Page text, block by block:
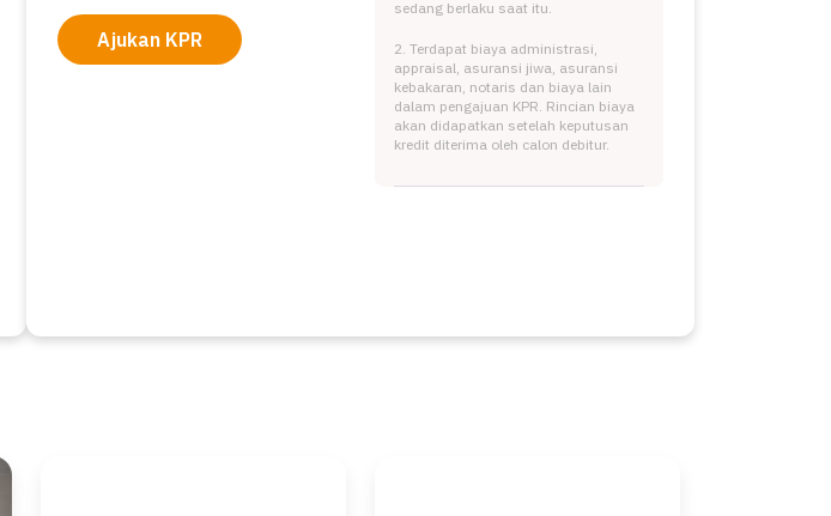
Ajukan KPR
sedang berlaku saat itu.
2. Terdapat biaya administrasi,
appraisal, asuransi jiwa, asuransi
kebakaran, notaris dan biaya lain
dalam pengajuan KPR. Rincian biaya
akan didapatkan setelah keputusan
kredit diterima oleh calon debitur.